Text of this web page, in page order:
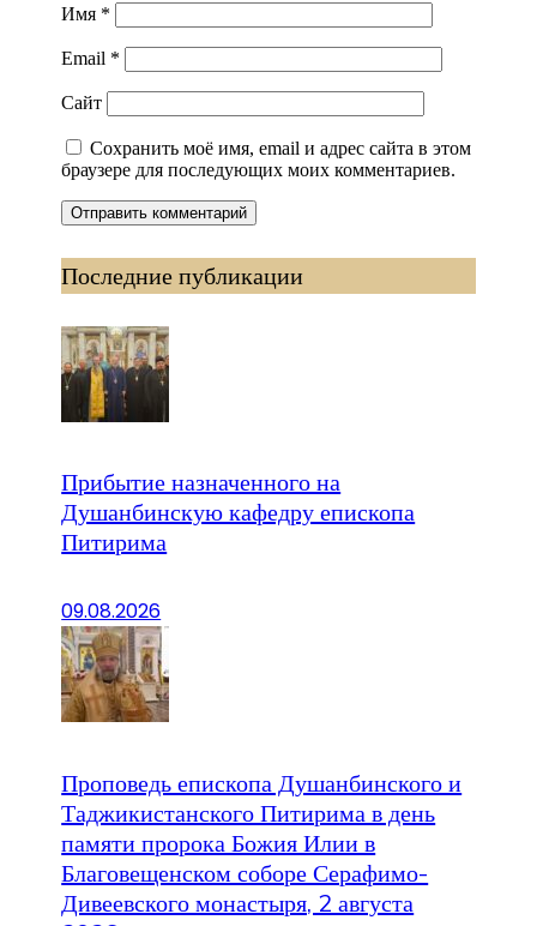
Имя *
Email *
Сайт
Сохранить моё имя, email и адрес сайта в этом
браузере для последующих моих комментариев.
Последние публикации
Прибытие назначенного на
Душанбинскую кафедру епископа
Питирима
09.08.2026
Проповедь епископа Душанбинского и
Таджикистанского Питирима в день
памяти пророка Божия Илии в
Благовещенском соборе Серафимо-
Дивеевского монастыря, 2 августа